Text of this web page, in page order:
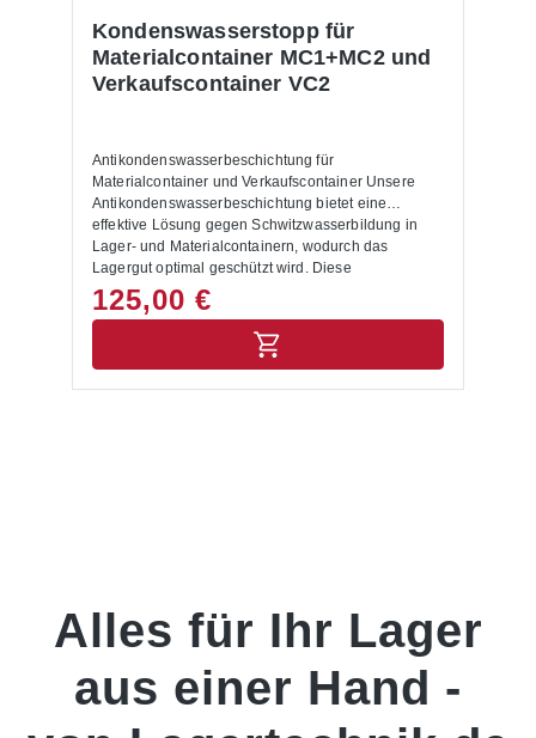
Kondenswasserstopp für
Materialcontainer MC1+MC2 und
Verkaufscontainer VC2
Antikondenswasserbeschichtung für
Materialcontainer und Verkaufscontainer Unsere
Antikondenswasserbeschichtung bietet eine
effektive Lösung gegen Schwitzwasserbildung in
Lager- und Materialcontainern, wodurch das
Lagergut optimal geschützt wird. Diese
Beschichtung wird werkseitig auf der Dachunterseite
aufgebracht und besteht aus einem dünnen,
saugfähigen und nicht brennbaren Belag, der auf
einer Kombination aus Perlite (vulkanisches
125,00 €
Alles für Ihr Lager
aus einer Hand -